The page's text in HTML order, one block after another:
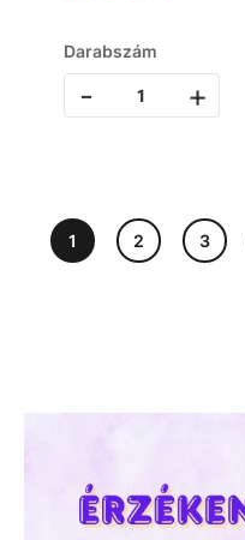
Darabszám
- +
1 2 3